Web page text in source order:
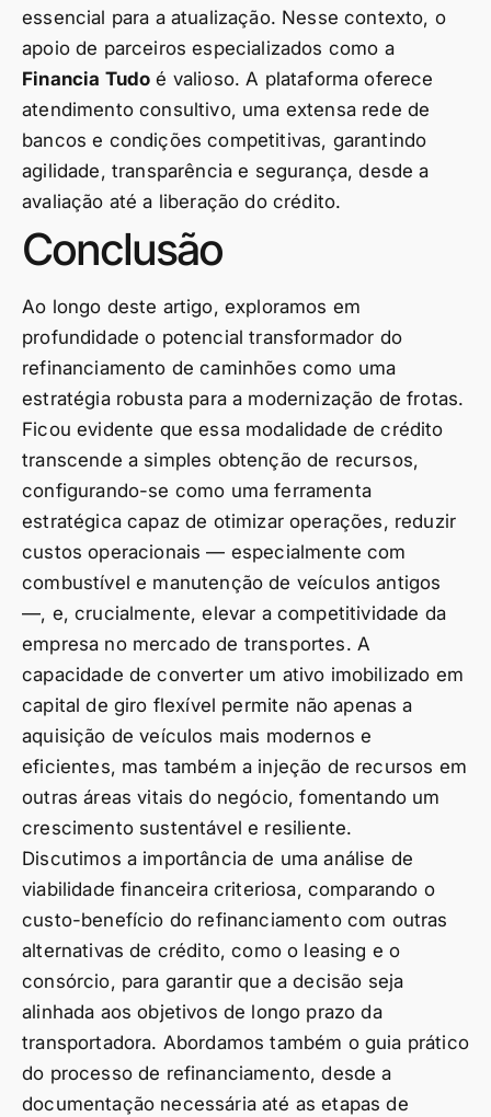
essencial para a atualização. Nesse contexto, o
apoio de parceiros especializados como a
Financia Tudo é valioso. A plataforma oferece
atendimento consultivo, uma extensa rede de
bancos e condições competitivas, garantindo
agilidade, transparência e segurança, desde a
avaliação até a liberação do crédito.
Conclusão
Ao longo deste artigo, exploramos em
profundidade o potencial transformador do
refinanciamento de caminhões como uma
estratégia robusta para a modernização de frotas.
Ficou evidente que essa modalidade de crédito
transcende a simples obtenção de recursos,
configurando-se como uma ferramenta
estratégica capaz de otimizar operações, reduzir
custos operacionais — especialmente com
combustível e manutenção de veículos antigos
—, e, crucialmente, elevar a competitividade da
empresa no mercado de transportes. A
capacidade de converter um ativo imobilizado em
capital de giro flexível permite não apenas a
aquisição de veículos mais modernos e
eficientes, mas também a injeção de recursos em
outras áreas vitais do negócio, fomentando um
crescimento sustentável e resiliente.
Discutimos a importância de uma análise de
viabilidade financeira criteriosa, comparando o
custo-benefício do refinanciamento com outras
alternativas de crédito, como o leasing e o
consórcio, para garantir que a decisão seja
alinhada aos objetivos de longo prazo da
transportadora. Abordamos também o guia prático
do processo de refinanciamento, desde a
documentação necessária até as etapas de